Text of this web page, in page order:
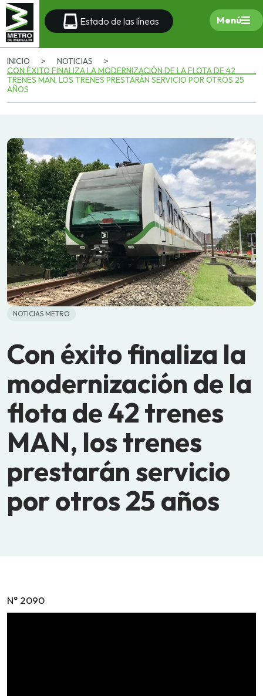
Estado de las líneas Menú
INICIO > NOTICIAS
>
CON ÉXITO FINALIZA LA MODERNIZACIÓN DE LA FLOTA DE 42
TRENES MAN, LOS TRENES PRESTARÁN SERVICIO POR OTROS 25
AÑOS
NOTICIAS METRO
Con éxito finaliza la
modernización de la
flota de 42 trenes
MAN, los trenes
prestarán servicio
por otros 25 años
N° 2090